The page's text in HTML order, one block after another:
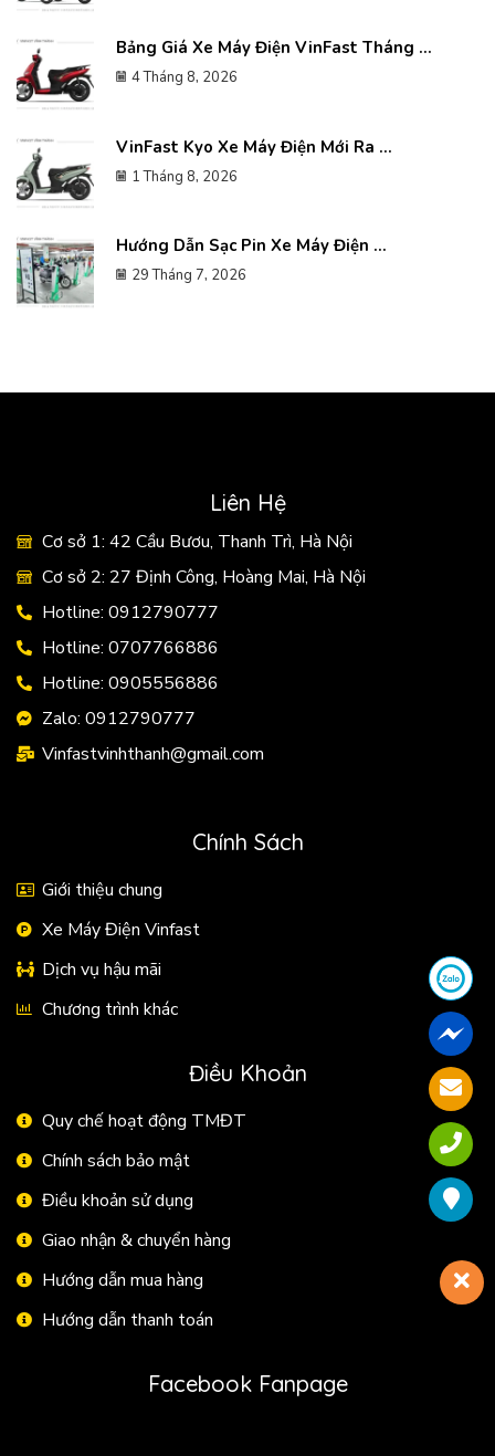
Bảng Giá Xe Máy Điện VinFast Tháng ...
4 Tháng 8, 2026
VinFast Kyo Xe Máy Điện Mới Ra ...
1 Tháng 8, 2026
Hướng Dẫn Sạc Pin Xe Máy Điện ...
29 Tháng 7, 2026
Liên Hệ
Cơ sở 1: 42 Cầu Bươu, Thanh Trì, Hà Nội
Cơ sở 2: 27 Định Công, Hoàng Mai, Hà Nội
Hotline: 0912790777
Hotline: 0707766886
Hotline: 0905556886
Zalo: 0912790777
Vinfastvinhthanh@gmail.com
Chính Sách
Giới thiệu chung
Xe Máy Điện Vinfast
Dịch vụ hậu mãi
Chương trình khác
Điều Khoản
Quy chế hoạt động TMĐT
Chính sách bảo mật
Điều khoản sử dụng
Giao nhận & chuyển hàng
Hướng dẫn mua hàng
Hướng dẫn thanh toán
Facebook Fanpage